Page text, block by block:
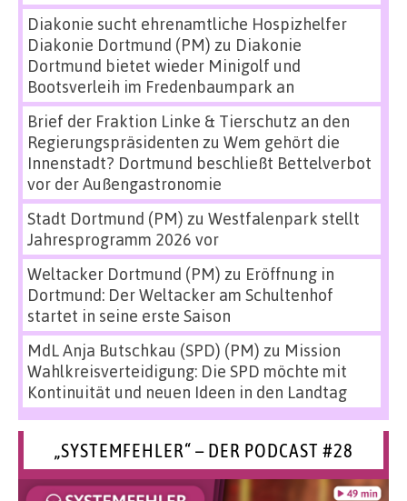
Diakonie sucht ehrenamtliche Hospizhelfer
Diakonie Dortmund (PM) zu Diakonie
Dortmund bietet wieder Minigolf und
Bootsverleih im Fredenbaumpark an
Brief der Fraktion Linke & Tierschutz an den
Regierungspräsidenten zu Wem gehört die
Innenstadt? Dortmund beschließt Bettelverbot
vor der Außengastronomie
Stadt Dortmund (PM) zu Westfalenpark stellt
Jahresprogramm 2026 vor
Weltacker Dortmund (PM) zu Eröffnung in
Dortmund: Der Weltacker am Schultenhof
startet in seine erste Saison
MdL Anja Butschkau (SPD) (PM) zu Mission
Wahlkreisverteidigung: Die SPD möchte mit
Kontinuität und neuen Ideen in den Landtag
„SYSTEMFEHLER“ – DER PODCAST #28